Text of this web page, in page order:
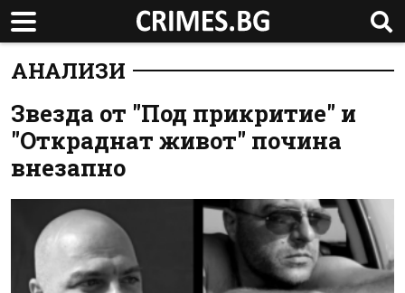
АНАЛИЗИ
Звезда от "Под прикритие" и
"Откраднат живот" почина
внезапно